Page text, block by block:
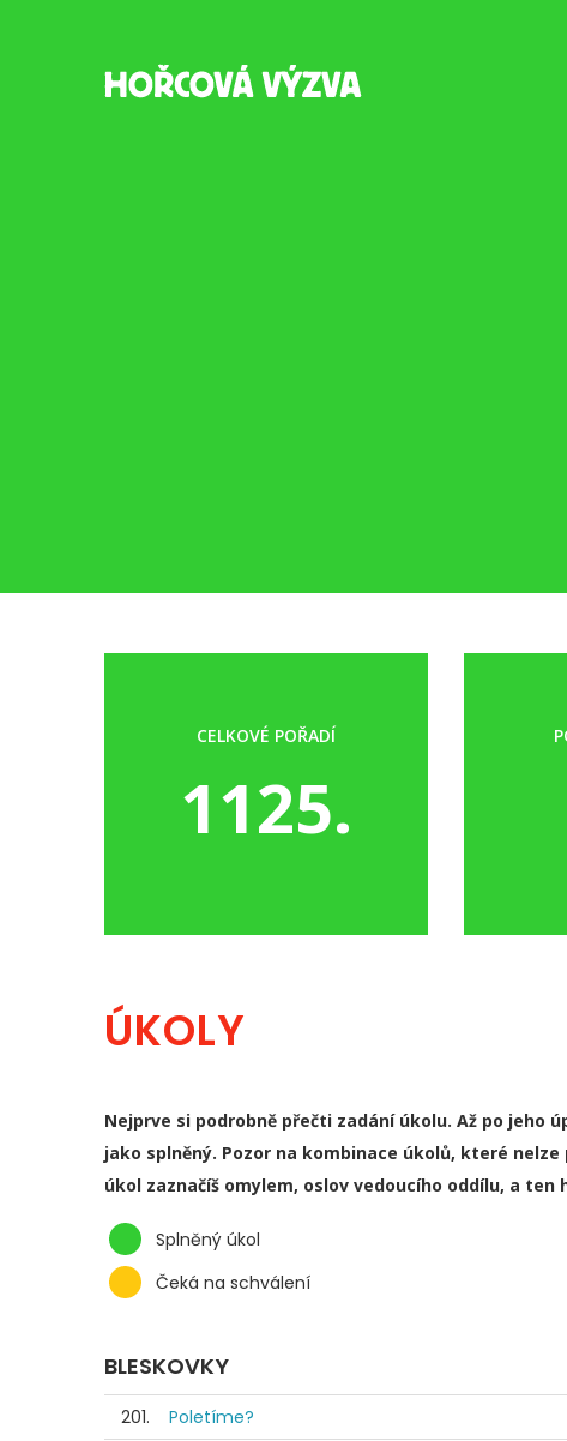
CELKOVÉ POŘADÍ
1125.
ÚKOLY
Nejprve si podrobně přečti zadání úkolu. Až po jeho
jako splněný. Pozor na kombinace úkolů, které nelze
úkol zaznačíš omylem, oslov vedoucího oddílu, a ten
Splněný úkol
Čeká na schválení
BLESKOVKY
201.
Poletíme?